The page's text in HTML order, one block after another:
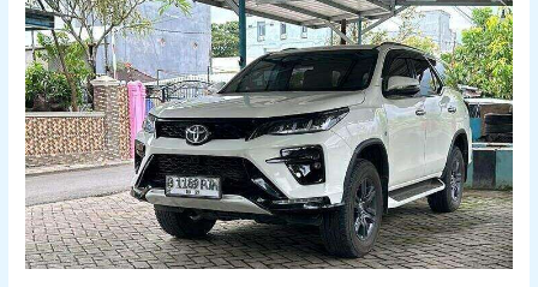
Fortuner
di
Banjarmasin
dan
Banjarbaru